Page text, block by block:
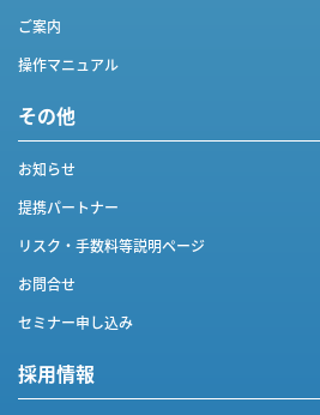
ご案内
操作マニュアル
その他
お知らせ
提携パートナー
リスク・手数料等説明ページ
お問合せ
セミナー申し込み
採用情報